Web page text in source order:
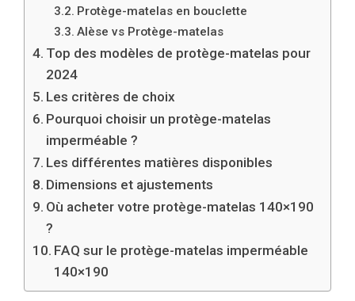
Protège-matelas en bouclette
Alèse vs Protège-matelas
Top des modèles de protège-matelas pour
2024
Les critères de choix
Pourquoi choisir un protège-matelas
imperméable ?
Les différentes matières disponibles
Dimensions et ajustements
Où acheter votre protège-matelas 140×190
?
FAQ sur le protège-matelas imperméable
140×190